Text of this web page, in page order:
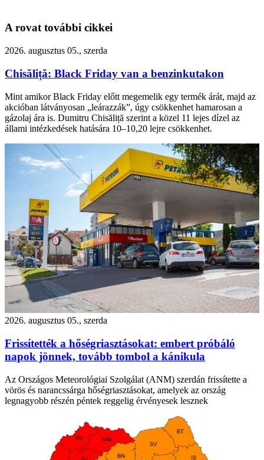
A rovat további cikkei
2026. augusztus 05., szerda
Chisăliță: Black Friday van a benzinkutakon
Mint amikor Black Friday előtt megemelik egy termék árát, majd az
akcióban látványosan „leárazzák”, úgy csökkenhet hamarosan a
gázolaj ára is. Dumitru Chisăliță szerint a közel 11 lejes dízel az
állami intézkedések hatására 10–10,20 lejre csökkenhet.
2026. augusztus 05., szerda
Frissítették a hőségriasztásokat: embert próbáló
napok jönnek, tovább tombol a kánikula
Az Országos Meteorológiai Szolgálat (ANM) szerdán frissítette a
vörös és narancssárga hőségriasztásokat, amelyek az ország
legnagyobb részén péntek reggelig érvényesek lesznek